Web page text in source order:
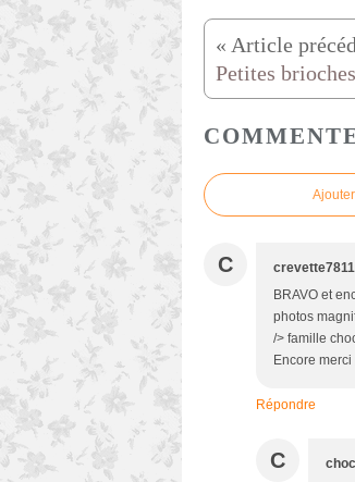
C
BRAVO et
photos
/> famille
Encore
Répondre
C